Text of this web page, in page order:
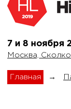
7 и 8 ноября
Москва,
Главная →